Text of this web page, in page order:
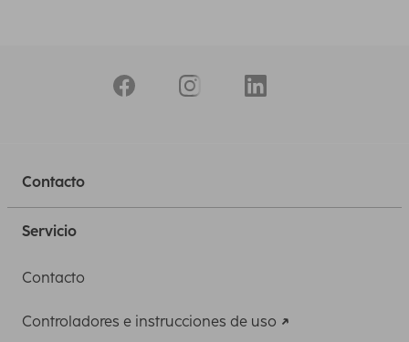
Contacto
Servicio
Contacto
Controladores e instrucciones de uso